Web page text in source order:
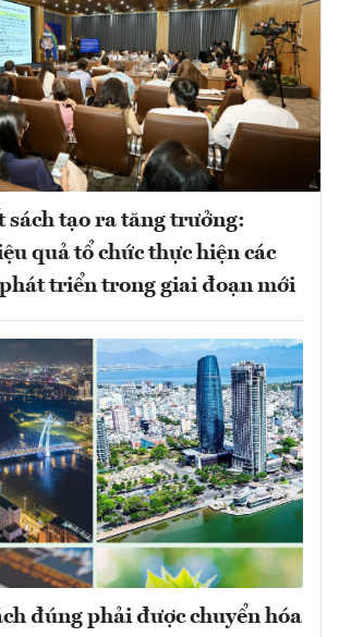
sách tạo ra tăng trưởng:
quả tổ chức thực hiện các
triển trong giai đoạn mới
đúng phải được chuyển hóa